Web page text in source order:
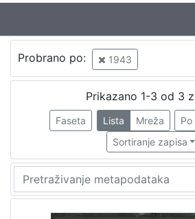
Jezik
hrvatski
Nakladnička
cjelina
Knjige za djecu i mladež
Probrano po: 1943
Prikazano 1-3 od 3
Faseta Lista Mreža
Sortiranje zapisa